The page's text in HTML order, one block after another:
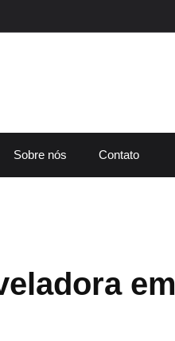
Sobre nós Contato
em